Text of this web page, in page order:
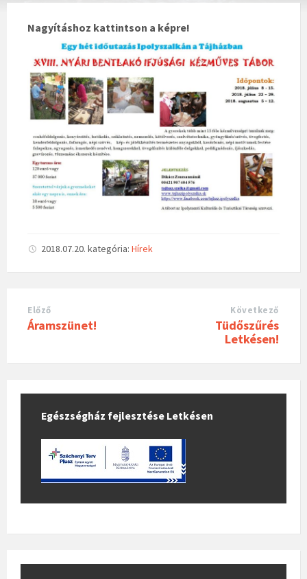
Nagyításhoz kattintson a képre!
2018.07.20. kategória: Hírek
Előző
Áramszünet!
Következő
Tüdőszűrés
Letkésen!
Egészségház fejlesztése Letkésen